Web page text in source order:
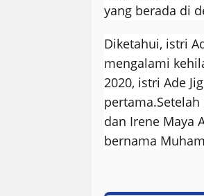
yang berada di
Diketahui, istri
mengalami
2020, istri Ade
pertama.
dan Irene Maya
bernama